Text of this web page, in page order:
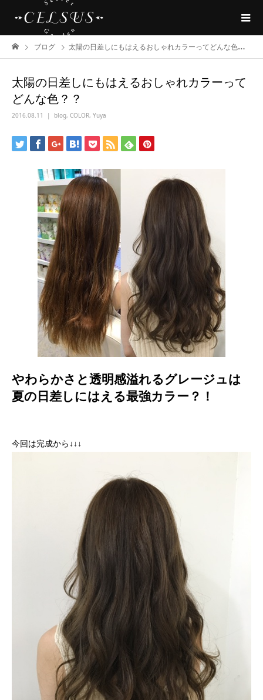
ブログ 太陽の日差しにもはえるおしゃれカラーってどんな色？？
太陽の日差しにもはえるおしゃれカラーって
どんな色？？
2016.08.11 blog, COLOR, Yuya
やわらかさと透明感溢れるグレージュは
夏の日差しにはえる最強カラー？！
今回は完成から↓↓↓